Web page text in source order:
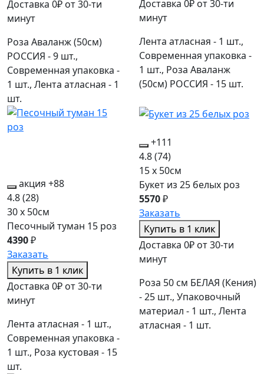
Доставка 0₽ от 30-ти
минут
Роза Аваланж (50см)
РОССИЯ - 9 шт.,
Современная упаковка -
1 шт., Лента атласная - 1
шт.
Доставка 0₽ от 30-ти
минут
Лента атласная - 1 шт.,
Современная упаковка -
1 шт., Роза Аваланж
(50см) РОССИЯ - 15 шт.
акция +88
4.8(28)
30 x 50см
Песочный туман 15 роз
4390₽
Заказать
Купить в 1 клик
Доставка 0₽ от 30-ти
минут
Лента атласная - 1 шт.,
Современная упаковка -
1 шт., Роза кустовая - 15
шт.
+111
4.8(74)
15 x 50см
Букет из 25 белых роз
5570₽
Заказать
Купить в 1 клик
Доставка 0₽ от 30-ти
минут
Роза 50 см БЕЛАЯ (Кения)
- 25 шт., Упаковочный
материал - 1 шт., Лента
атласная - 1 шт.